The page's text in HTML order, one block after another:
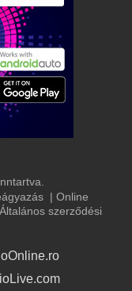
| Online
Általános szerződési